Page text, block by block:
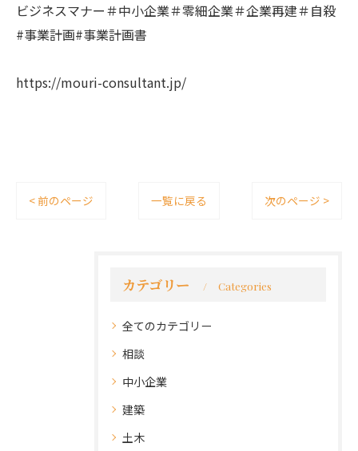
ビジネスマナー＃中小企業＃零細企業＃企業再建＃自殺
#事業計画#事業計画書
https://mouri-consultant.jp/
< 前のページ 一覧に戻る 次のページ >
カテゴリー Categories
全てのカテゴリー
相談
中小企業
建築
土木